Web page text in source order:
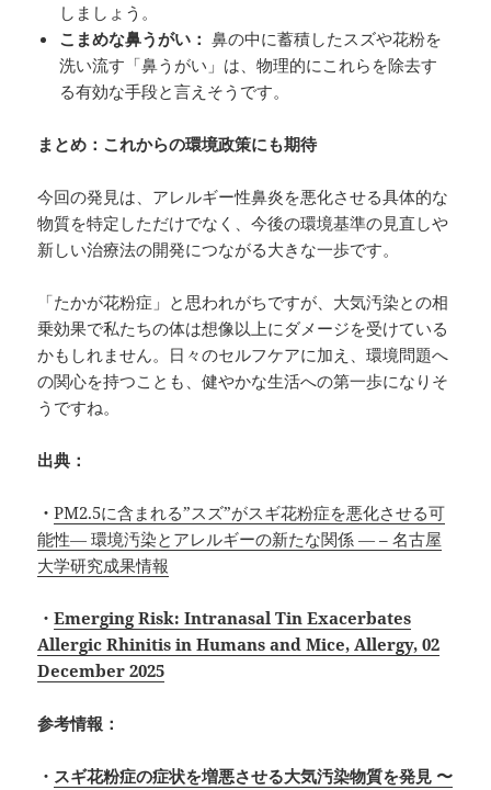
しましょう。
こまめな鼻うがい： 鼻の中に蓄積したスズや花粉を
洗い流す「鼻うがい」は、物理的にこれらを除去す
る有効な手段と言えそうです。
まとめ：これからの環境政策にも期待
今回の発見は、アレルギー性鼻炎を悪化させる具体的な
物質を特定しただけでなく、今後の環境基準の見直しや
新しい治療法の開発につながる大きな一歩です。
「たかが花粉症」と思われがちですが、大気汚染との相
乗効果で私たちの体は想像以上にダメージを受けている
かもしれません。日々のセルフケアに加え、環境問題へ
の関心を持つことも、健やかな生活への第一歩になりそ
うですね。
出典：
・PM2.5に含まれる”スズ”がスギ花粉症を悪化させる可
能性― 環境汚染とアレルギーの新たな関係 ― – 名古屋
大学研究成果情報
・Emerging Risk: Intranasal Tin Exacerbates
Allergic Rhinitis in Humans and Mice, Allergy, 02
December 2025
参考情報：
・ スギ花粉症の症状を増悪させる大気汚染物質を発見 〜